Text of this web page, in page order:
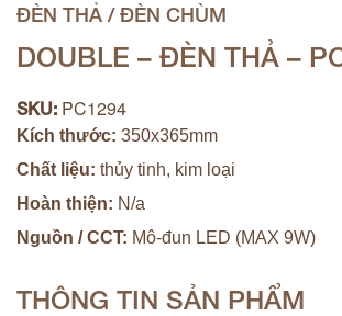
ĐÈN THẢ / ĐÈN CHÙM
DOUBLE – ĐÈN THẢ –
SKU: PC1294
Kích thước: 350x365mm
Chất liệu: thủy tinh, kim loại
Hoàn thiện: N/a
Nguồn / CCT: Mô-đun LED (MAX 9W)
THÔNG TIN SẢN PHẨM